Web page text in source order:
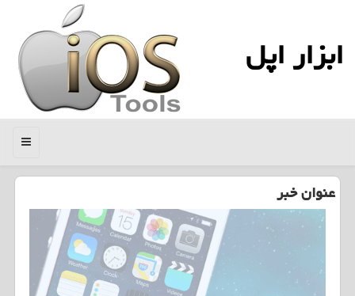
ابزار اپل
منو
عنوان خبر